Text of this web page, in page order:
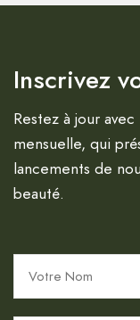
Inscrivez
Restez à jour
mensuelle, qui
lancements de
beauté.